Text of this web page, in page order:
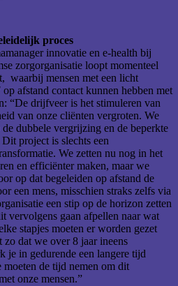
proces
innovatie en e-health bij
zorgorganisatie loopt momenteel
waarbij mensen met een licht
afstand contact kunnen hebben met
“De drijfveer is het stimuleren van
van onze cliënten vergroten. We
dubbele vergrijzing en de beperkte
project is slechts een
We zetten nu nog in het
en efficiënter maken, maar we
op dat begeleiden op afstand de
een mens, misschien straks zelfs via
een stip op de horizon zetten
vervolgens gaan afpellen naar wat
stapjes moeten er worden gezet
zo dat we over 8 jaar ineens
je in gedurende een langere tijd
moeten de tijd nemen om dit
onze mensen.”